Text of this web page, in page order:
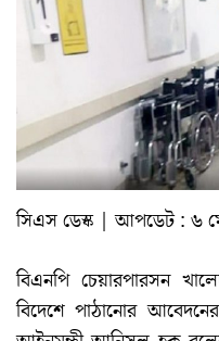
সিএস ডেস্ক | আপডেট : ৬
বিএনপি চেয়ারপারসন
বিদেশে পাঠানোর